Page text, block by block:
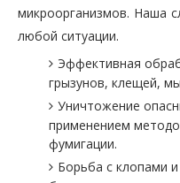
микроорганизмов. Наша
любой ситуации.
Эффективная
грызунов, клещей,
Уничтожение
применением
фумигации.
Борьба с клопами